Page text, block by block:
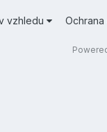
vzhledu